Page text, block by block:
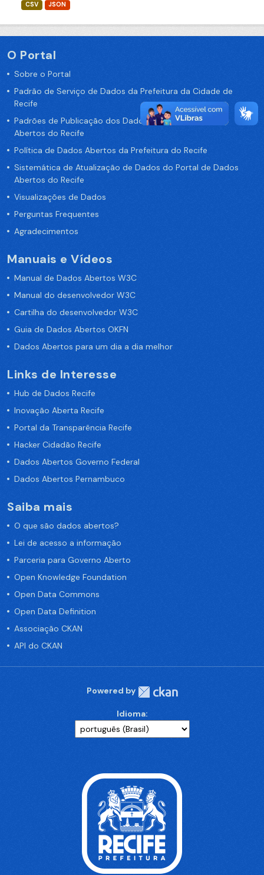
CSV JSON
O Portal
Sobre o Portal
Padrão de Serviço de Dados da Prefeitura da Cidade de
Recife
Padrões de Publicação dos Dados no Portal de Dados
Abertos do Recife
Política de Dados Abertos da Prefeitura do Recife
Sistemática de Atualização de Dados do Portal de Dados
Abertos do Recife
Visualizações de Dados
Perguntas Frequentes
Agradecimentos
Manuais e Vídeos
Manual de Dados Abertos W3C
Manual do desenvolvedor W3C
Cartilha do desenvolvedor W3C
Guia de Dados Abertos OKFN
Dados Abertos para um dia a dia melhor
Links de Interesse
Hub de Dados Recife
Inovação Aberta Recife
Portal da Transparência Recife
Hacker Cidadão Recife
Dados Abertos Governo Federal
Dados Abertos Pernambuco
Saiba mais
O que são dados abertos?
Lei de acesso a informação
Parceria para Governo Aberto
Open Knowledge Foundation
Open Data Commons
Open Data Definition
Associação CKAN
API do CKAN
Powered by
Idioma